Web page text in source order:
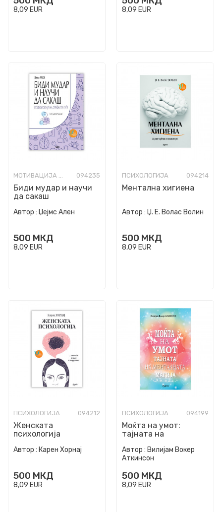
8,09 EUR 8,09 EUR
МОТИВАЦИЈА И САМОПОМОШ 094235
Биди мудар и научи
да сакаш
Автор : Џејмс Ален
500 МКД
8,09 EUR
ПСИХОЛОГИЈА 094214
Ментална хигиена
Автор : Џ. Е. Волас Волин
500 МКД
8,09 EUR
ПСИХОЛОГИЈА 094212
Женската
психологија
Автор : Карен Хорнај
500 МКД
8,09 EUR
ПСИХОЛОГИЈА 094199
Моќта на умот:
тајната на
Автор : Вилијам Вокер
Аткинсон
500 МКД
8,09 EUR